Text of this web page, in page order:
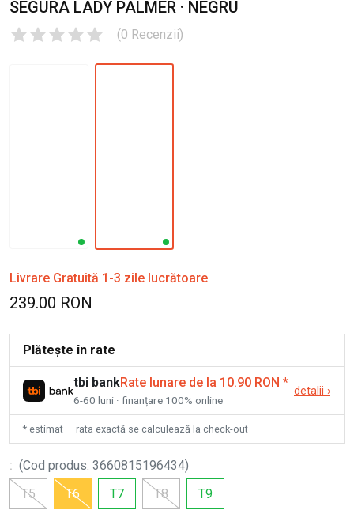
SEGURA LADY PALMER · NEGRU
(0 Recenzii)
Livrare Gratuită 1-3 zile lucrătoare
239.00 RON
Plătește în rate
tbi bankRate lunare de la 10.90 RON *
6-60 luni · finanțare 100% online
detalii ›
* estimat — rata exactă se calculează la check-out
: (Cod produs: 3660815196434)
T5
T6 T7 T8 T9